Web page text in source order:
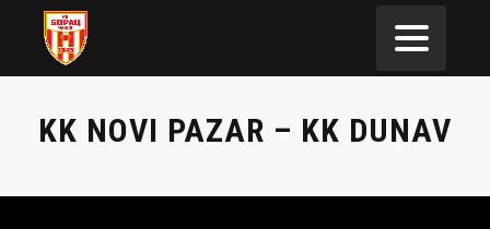
KK NOVI PAZAR – KK DUNAV